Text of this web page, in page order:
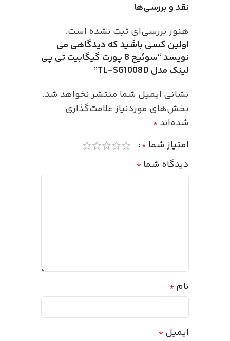
نقد و بررسی‌ها
هنوز بررسی‌ای ثبت نشده است.
اولین کسی باشید که دیدگاهی می
نویسد “سوئیچ 8 پورت گیگابیت تی پی
لینک مدل TL-SG1008D”
نشانی ایمیل شما منتشر نخواهد شد.
بخش‌های موردنیاز علامت‌گذاری
شده‌اند *
امتیاز شما *
دیدگاه شما *
نام *
ایمیل *